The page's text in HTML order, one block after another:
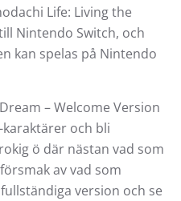
Life: Living the
Nintendo Switch, och
kan spelas på Nintendo
– Welcome Version
och bli
ö där nästan vad som
av vad som
version och se